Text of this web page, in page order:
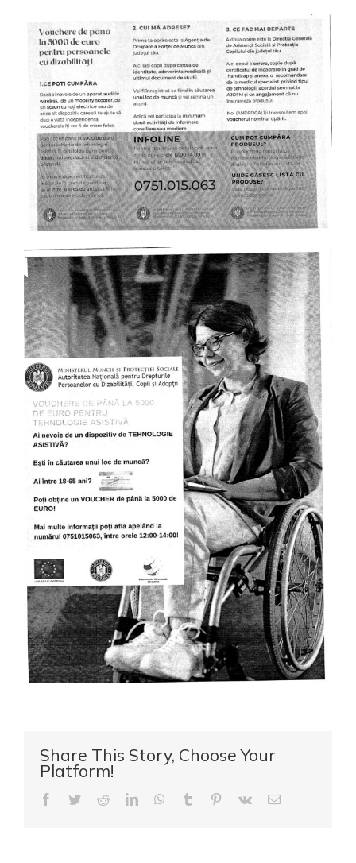
pentru
persoanele
dizabilitati
Share This Story, Choose Your
Platform!
Facebook
TwitterRedditLinkedInWhatsApp
Tumblr Pinterest
Vk
E-